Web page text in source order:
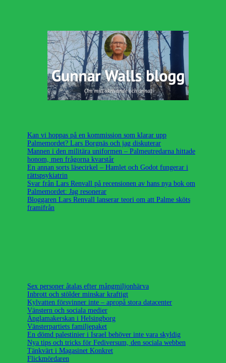
Kan vi hoppas på en kommission som klarar upp
Palmemordet? Lars Borgnäs och jag diskuterar
Mannen i den militära uniformen – Palmeutredarna hittade
honom, men frågorna kvarstår
En annan sorts läsecirkel – Hamlet och Godot fungerar i
rättspsykiatrin
Svar från Lars Renvall på recensionen av hans nya bok om
Palmemordet: Jag resonerar
Bloggaren Lars Renvall lanserar teori om att Palme sköts
framifrån
Sex personer åtalas efter mångmiljonhärva
Inbrott och stölder minskar kraftigt
Kylvatten försvinner inte – apropå stora datacenter
Vänstern och sociala medier
Änglamakerskan i Helsingborg
Vänsterpartiets familjepaket
En dömd palestinier i Israel behöver inte vara skyldig
Nya tips och tricks för Fediversum, den sociala webben
Tänkvärt i Magasinet Konkret
Flickmördaren